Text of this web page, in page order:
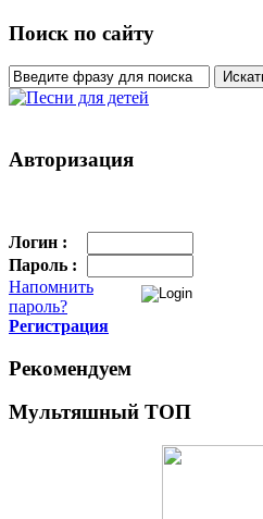
Поиск по сайту
Авторизация
Логин :
Пароль :
Напомнить
пароль?
Регистрация
Рекомендуем
Мультяшный ТОП